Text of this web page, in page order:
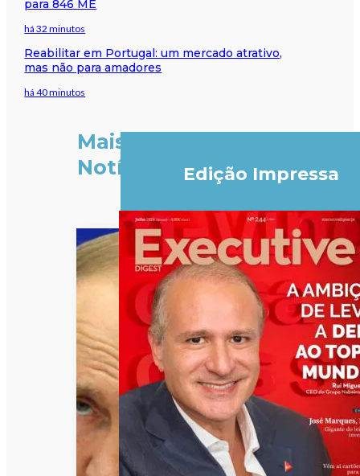
para 846 ME
há 32 minutos
Reabilitar em Portugal: um mercado atrativo,
mas não para amadores
há 40 minutos
Mais
Notícias
Edição Impressa